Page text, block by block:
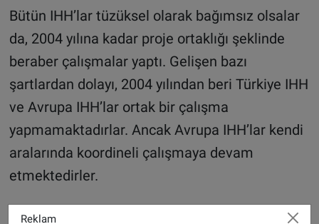
Bütün IHH’lar tüzüksel olarak bağımsız olsalar
da, 2004 yılına kadar proje ortaklığı şeklinde
beraber çalışmalar yaptı. Gelişen bazı
şartlardan dolayı, 2004 yılından beri Türkiye IHH
ve Avrupa IHH’lar ortak bir çalışma
yapmamaktadırlar. Ancak Avrupa IHH’lar kendi
aralarında koordineli çalışmaya devam
etmektedirler.
Reklam